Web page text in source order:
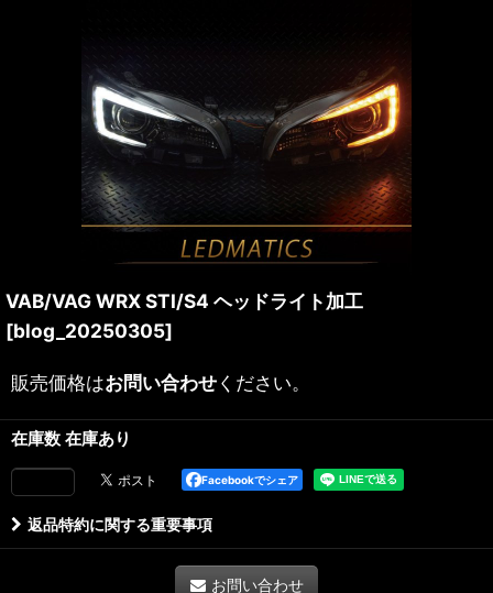
VAB/VAG WRX STI/S4 ヘッドライト加工
[blog_20250305]
販売価格はお問い合わせください。
在庫数 在庫あり
Facebookでシェア
返品特約に関する重要事項
お問い合わせ